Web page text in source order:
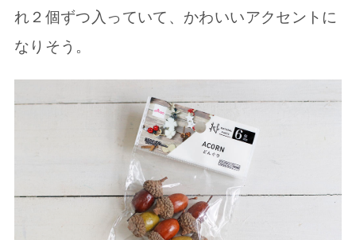
れ２個ずつ入っていて、かわいいアクセントに
なりそう。